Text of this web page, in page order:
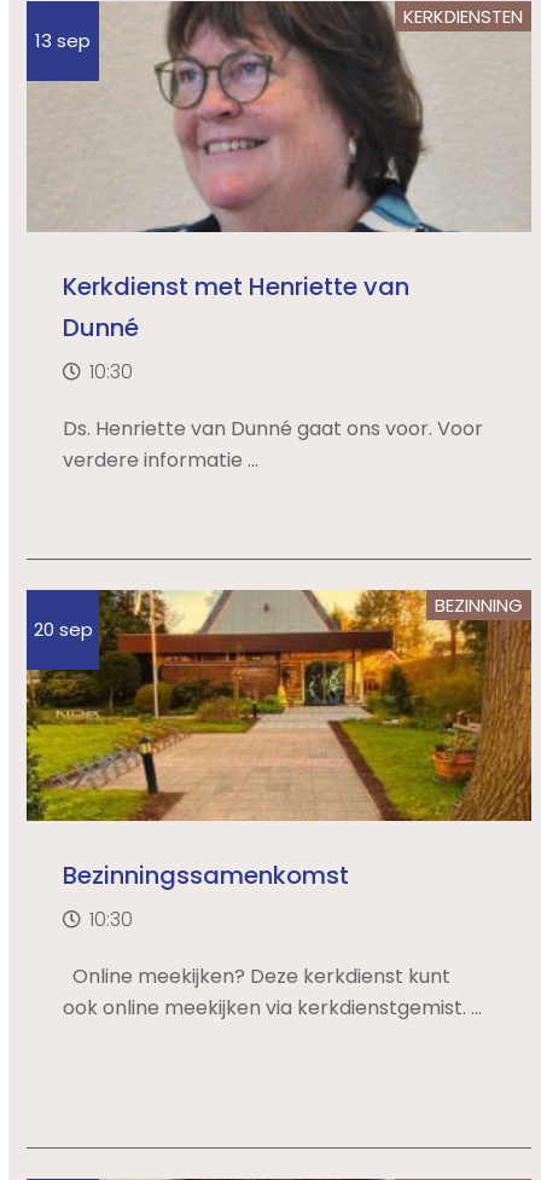
13 sep
KERKDIENSTEN
Kerkdienst met Henriette van
Dunné
10:30
Ds. Henriette van Dunné gaat ons voor. Voor
verdere informatie ...
20 sep
BEZINNING
Bezinningssamenkomst
10:30
Online meekijken? Deze kerkdienst kunt
ook online meekijken via kerkdienstgemist. ...